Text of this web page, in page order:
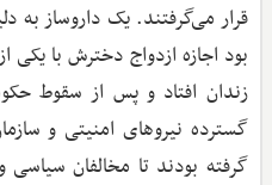
قرار می‌گرفتند. یک داروساز به
بود اجازه ازدواج دخترش با یکی
زندان افتاد و پس از سقوط
گسترده نیروهای امنیتی و
گرفته بودند تا مخالفان